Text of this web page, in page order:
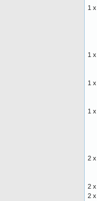
1 x
1 x
1 x
1 x
2 x
2 x
2 x